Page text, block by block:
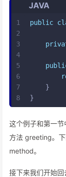
JAVA
1
2
3
4
5
6
7
8
public
    }
}
这个例子和第一
方法 greeting。
method。
接下来我们开始